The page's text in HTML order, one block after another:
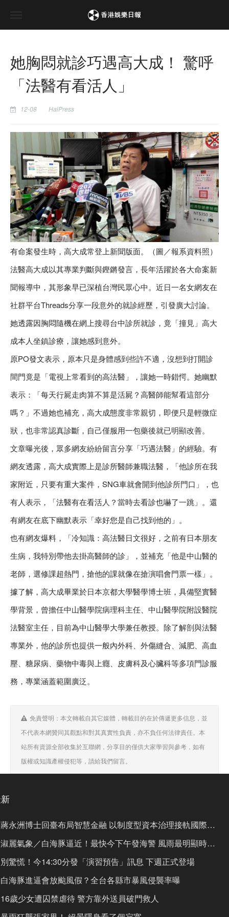
她胸悶就診巧遇高大成！ 驚呼
「法醫有看活人」
12-08 HaiPress
有命案發生時，高大成常登上新聞版面。（圖／報系資料照）
法醫高大成以其專業判斷與鏗鏘發言，長年活躍於各大命案新
聞報導中，其形象早已深植台灣民眾心中。近日一名女網友在
社群平台Threads分享一段意外的就診經歷，引發廣大討論。
她透露因胸悶隨機在網上搜尋台中診所就診，竟「撞見」高大
成本人坐鎮診療，讓她感到意外。
原PO發文表示，原本只是身體感到些許不適，沒想到打開診
間門竟是「電視上常看到的高法醫」，讓她一時錯愕。她幽默
表示：「每天行屍走肉算不算是活屍？高醫師能幫看這部分
嗎？」不過她也補充，高大成態度非常親切，即便只是輕微症
狀，也非常認真診斷，自己僅服用一包藥後就已明顯改善。
文章曝光後，眾多網友紛紛留言分享「巧遇法醫」的經驗。有
網友透露，高大成實際上是診所醫師兼職法醫，「他診所在我
家附近，只要有重大案件，SNG車就會開到他診所門口」，也
有人表示，「法醫有在看活人？當時去看診也嚇了一跳」。還
有網友在底下幽默表示「幸好您是自己找到他的」。
也有網友爆料，「冷知識：高法醫日文很好，之前有日本朋友
生病，我特別帶他去掛高醫師的診」，並補充「他是中山醫的
老師，選修課超熱門，搶他的課就像在搶演唱會門票一樣」。
據了解，高大成畢業於日本京都大學醫學博士班，具備堅實醫
學背景，曾擔任中山醫學院病理科主任、中山醫學院附設醫院
法醫室主任，目前為中山醫學大學兼任教授。除了解剖與法醫
專業外，他的診所也提供一般內外科、外傷縫合、減肥、高血
壓、糖尿病、藥物中毒與上癮、皮膚科及心臟科等多項門診服
務，專業涵蓋範圍廣泛。
免責聲明：本文轉載自其它媒體，轉載目的在於傳遞更多信息，並
不代表本網贊同其觀點和對其真實性負責，亦不負任何法律責任。本
站所有資源全部收集於互聯網，分享目的僅供大家學習與參考，如有
版權或知識產權侵犯等，請給我們留言。
蔣永洲博士回臺布局智慧金融 以制度型資本治理接軌國際市
淑麗氣象／白海豚逼近！最快今下午發海警 風雨最明顯時間
別驚慌！今14:30分發「演習預告」訊息 下週正式登場
白海豚進逼會放颱風假？全台各縣市暴風侵襲率曝
16歲少女遭囚禁虐待 警方靠外送員破門救人